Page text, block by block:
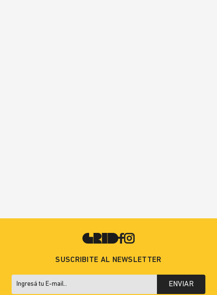
SUSCRIBITE AL NEWSLETTER
ENVIAR